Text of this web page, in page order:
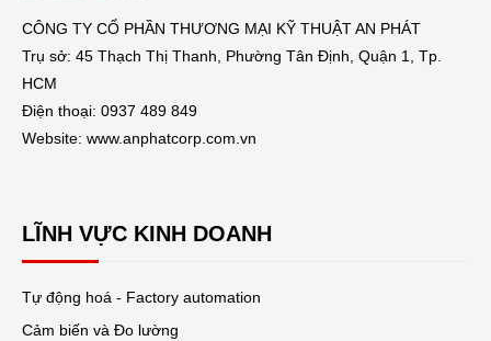
CÔNG TY CỔ PHẦN THƯƠNG MẠI KỸ THUẬT AN PHÁT
Trụ sở: 45 Thạch Thị Thanh, Phường Tân Định, Quận 1, Tp.
HCM
Điện thoại: 0937 489 849
Website: www.anphatcorp.com.vn
LĨNH VỰC KINH DOANH
Tự động hoá - Factory automation
Cảm biến và Đo lường